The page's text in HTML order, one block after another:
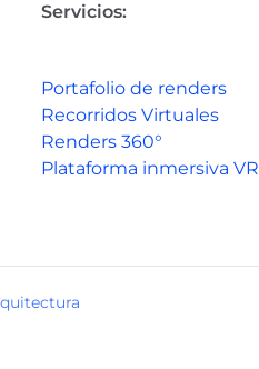
Servicios:
Portafolio de renders
Recorridos Virtuales
Renders 360°
Plataforma inmersiva VR